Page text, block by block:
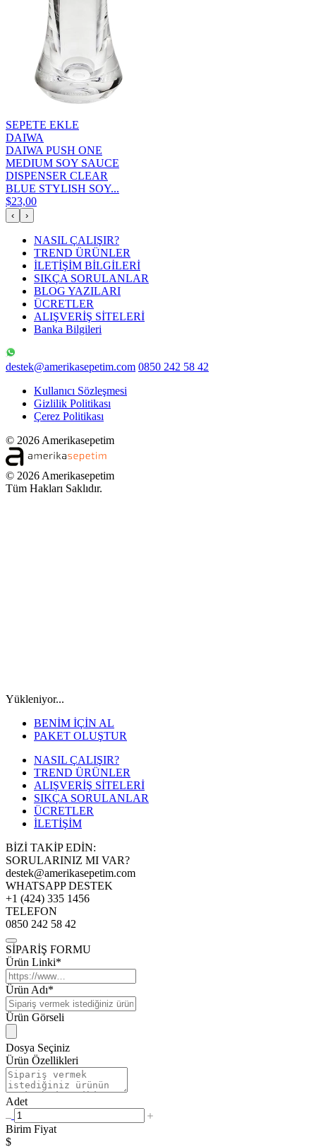
SEPETE EKLE
DAIWA
DAIWA PUSH ONE
MEDIUM SOY SAUCE
DISPENSER CLEAR
BLUE STYLISH SOY...
$23,00
‹ ›
NASIL ÇALIŞIR?
TREND ÜRÜNLER
İLETİŞİM BİLGİLERİ
SIKÇA SORULANLAR
BLOG YAZILARI
ÜCRETLER
ALIŞVERİŞ SİTELERİ
Banka Bilgileri
destek@amerikasepetim.com 0850 242 58 42
Kullanıcı Sözleşmesi
Gizlilik Politikası
Çerez Politikası
© 2026 Amerikasepetim
© 2026 Amerikasepetim
Tüm Hakları Saklıdır.
Yükleniyor...
BENİM İÇİN AL
PAKET OLUŞTUR
NASIL ÇALIŞIR?
TREND ÜRÜNLER
ALIŞVERİŞ SİTELERİ
SIKÇA SORULANLAR
ÜCRETLER
İLETİŞİM
BİZİ TAKİP EDİN:
SORULARINIZ MI VAR?
destek@amerikasepetim.com
WHATSAPP DESTEK
+1 (424) 335 1456
TELEFON
0850 242 58 42
SİPARİŞ FORMU
Ürün Linki*
Ürün Adı*
Ürün Görseli
Dosya Seçiniz
Ürün Özellikleri
Adet
Birim Fiyat
$